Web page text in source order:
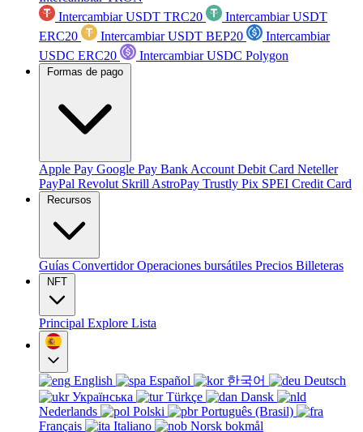
Intercambiar USDT TRC20
Intercambiar USDT
ERC20
Intercambiar USDT BEP20
Intercambiar
USDC ERC20
Intercambiar USDC Polygon
Formas de pago
Apple Pay Google Pay Bank Account Debit Card Neteller
PayPal Revolut Skrill AstroPay Trustly Pix SPEI Credit Card
Recursos
Guías ConvertidorOperaciones bursátiles Precios Billeteras
NFT
Principal Explore Lista
English Español 한국어
Deutsch
Українська
Türkçe
Dansk
Nederlands
Polski
Português (Brasil)
Français
Italiano
Norsk bokmål